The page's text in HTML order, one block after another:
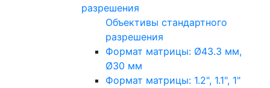
разрешения
Объективы стандартного
разрешения
Формат матрицы: Ø43.3 мм,
Ø30 мм
Формат матрицы: 1.2", 1.1", 1"